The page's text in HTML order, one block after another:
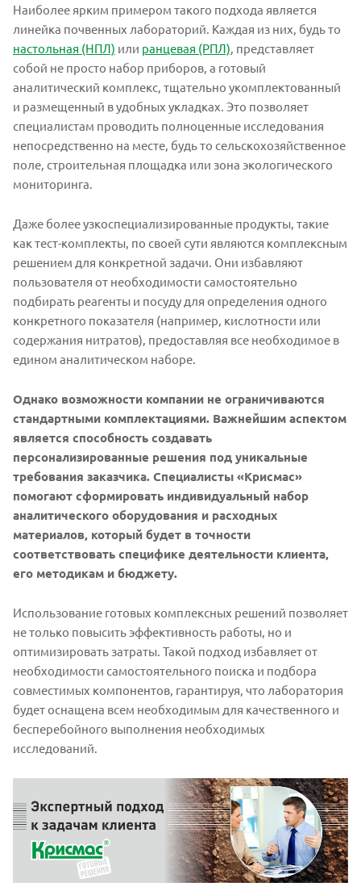
Наиболее ярким примером такого подхода является
линейка почвенных лабораторий. Каждая из них, будь то
настольная (НПЛ) или ранцевая (РПЛ) , представляет
собой не просто набор приборов, а готовый
аналитический комплекс, тщательно укомплектованный
и размещенный в удобных укладках. Это позволяет
специалистам проводить полноценные исследования
непосредственно на месте, будь то сельскохозяйственное
поле, строительная площадка или зона экологического
мониторинга.
Даже более узкоспециализированные продукты, такие
как тест-комплекты, по своей сути являются комплексным
решением для конкретной задачи. Они избавляют
пользователя от необходимости самостоятельно
подбирать реагенты и посуду для определения одного
конкретного показателя (например, кислотности или
содержания нитратов), предоставляя все необходимое в
едином аналитическом наборе.
Однако возможности компании не ограничиваются
стандартными комплектациями. Важнейшим аспектом
является способность создавать
персонализированные решения под уникальные
требования заказчика. Специалисты «Крисмас»
помогают сформировать индивидуальный набор
аналитического оборудования и расходных
материалов, который будет в точности
соответствовать специфике деятельности клиента,
его методикам и бюджету.
Использование готовых комплексных решений позволяет
не только повысить эффективность работы, но и
оптимизировать затраты. Такой подход избавляет от
необходимости самостоятельного поиска и подбора
совместимых компонентов, гарантируя, что лаборатория
будет оснащена всем необходимым для качественного и
бесперебойного выполнения необходимых
исследований.